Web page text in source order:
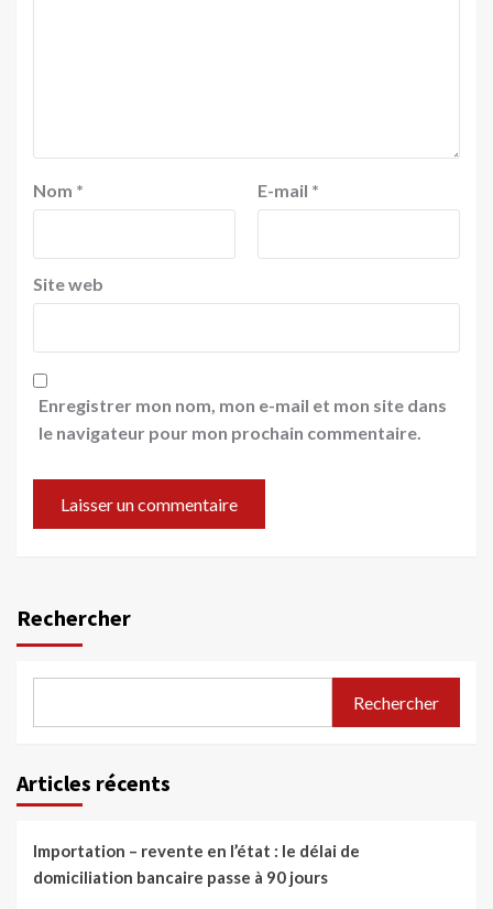
Nom * E-mail *
Site web
Enregistrer mon nom, mon e-mail et mon site dans
le navigateur pour mon prochain commentaire.
Rechercher
Rechercher
Articles récents
Importation – revente en l’état : le délai de
domiciliation bancaire passe à 90 jours